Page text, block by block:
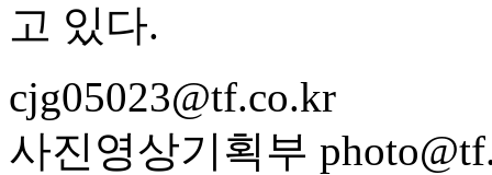
고 있다.
cjg05023@tf.co.kr
사진영상기획부